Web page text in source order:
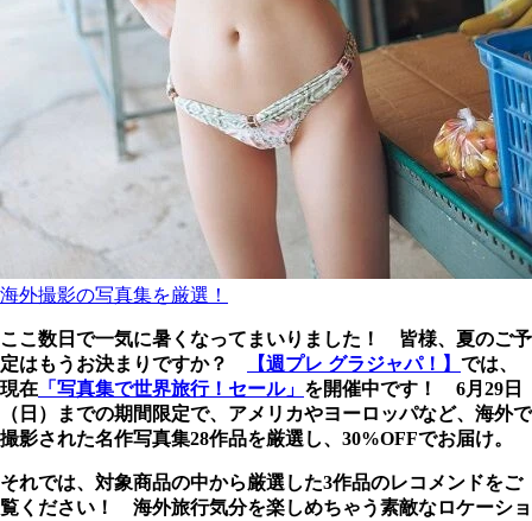
海外撮影の写真集を厳選！
ここ数日で一気に暑くなってまいりました！ 皆様、夏のご予
定はもうお決まりですか？
【週プレ グラジャパ！】 では、
現在 「写真集で世界旅行！セール」 を開催中です！ 6月29日
（日）までの期間限定で、アメリカやヨーロッパなど、海外で
撮影された名作写真集28作品を厳選し、30%OFFでお届け。
それでは、対象商品の中から厳選した3作品のレコメンドをご
覧ください！ 海外旅行気分を楽しめちゃう素敵なロケーショ